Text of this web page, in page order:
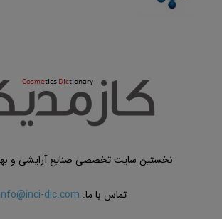
نخستین سایت تخصصی صنایع آرایشی و
تماس با ما: info@inci-dic.com